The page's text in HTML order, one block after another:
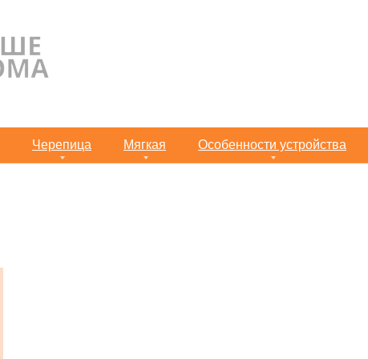
Черепица Мягкая Особенности устройства